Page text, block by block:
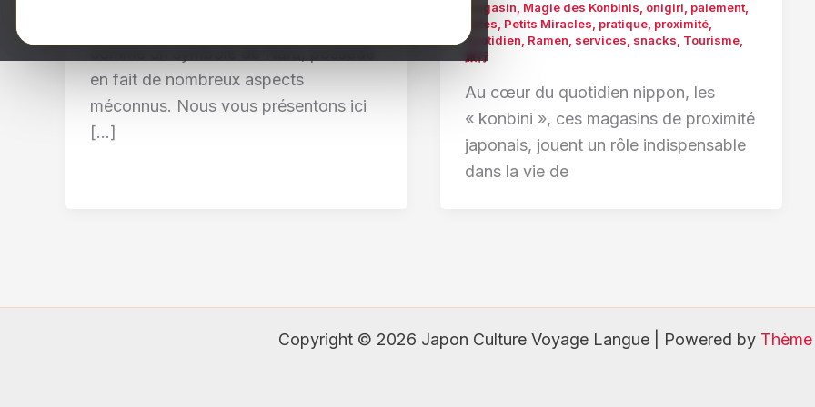
en fait de nombreux aspects
méconnus. Nous vous présentons ici
[…]
magasin Magie des Konbinis onigiri paiement,
pâtes Petits Miracles pratique, proximité,
quotidien Ramen services snacks Tourisme,
旅行
Au cœur du quotidien nippon, les
« konbini », ces magasins de proximité
japonais, jouent un rôle indispensable
dans la vie de
Copyright © 2026 Japon Culture Voyage Langue | Powered by